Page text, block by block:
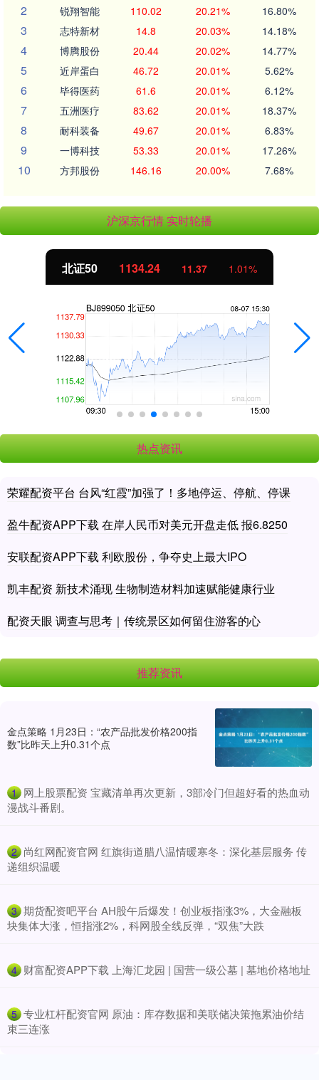
2 锐翔智能 110.02 20.21% 16.80%
3 志特新材 14.8 20.03% 14.18%
4 博腾股份 20.44 20.02% 14.77%
5 近岸蛋白 46.72 20.01% 5.62%
6 毕得医药 61.6 20.01% 6.12%
7 五洲医疗 83.62 20.01% 18.37%
8 耐科装备 49.67 20.01% 6.83%
9 一博科技 53.33 20.01% 17.26%
10 方邦股份 146.16 20.00% 7.68%
沪深京行情 实时轮播
北证50 1134.24 11.37 1.01%
热点资讯
荣耀配资平台 台风“红霞”加强了！多地停运、停航、停课
盈牛配资APP下载 在岸人民币对美元开盘走低 报6.8250
安联配资APP下载 利欧股份，争夺史上最大IPO
凯丰配资 新技术涌现 生物制造材料加速赋能健康行业
配资天眼 调查与思考｜传统景区如何留住游客的心
推荐资讯
金点策略 1月23日：“农产品批发价格200指
数”比昨天上升0.31个点
1 ​网上股票配资 宝藏清单再次更新，3部冷门但超好看的热血动
漫战斗番剧。
2 ​尚红网配资官网 红旗街道腊八温情暖寒冬：深化基层服务 传
递组织温暖
3 ​期货配资吧平台 AH股午后爆发！创业板指涨3%，大金融板
块集体大涨，恒指涨2%，科网股全线反弹，“双焦”大跌
4 ​财富配资APP下载 上海汇龙园 | 国营一级公墓 | 墓地价格地址
5 ​专业杠杆配资官网 原油：库存数据和美联储决策拖累油价结
束三连涨